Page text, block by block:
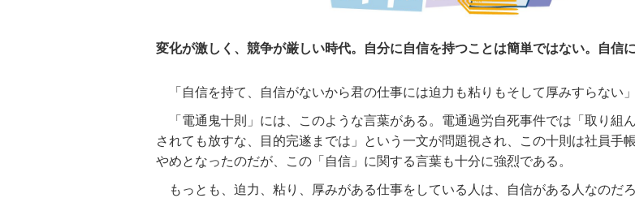
変化が激しく、競争が厳しい時代。自分に自信を持つことは簡単ではない。自信に
「自信を持て、自信がないから君の仕事には迫力も粘りもそして厚みすらない」
「電通鬼十則」には、このような言葉がある。電通過労自死事件では「取り組
されても放すな、目的完遂までは」という一文が問題視され、この十則は社員手
やめとなったのだが、この「自信」に関する言葉も十分に強烈である。
もっとも、迫力、粘り、厚みがある仕事をしている人は、自信がある人なのだ